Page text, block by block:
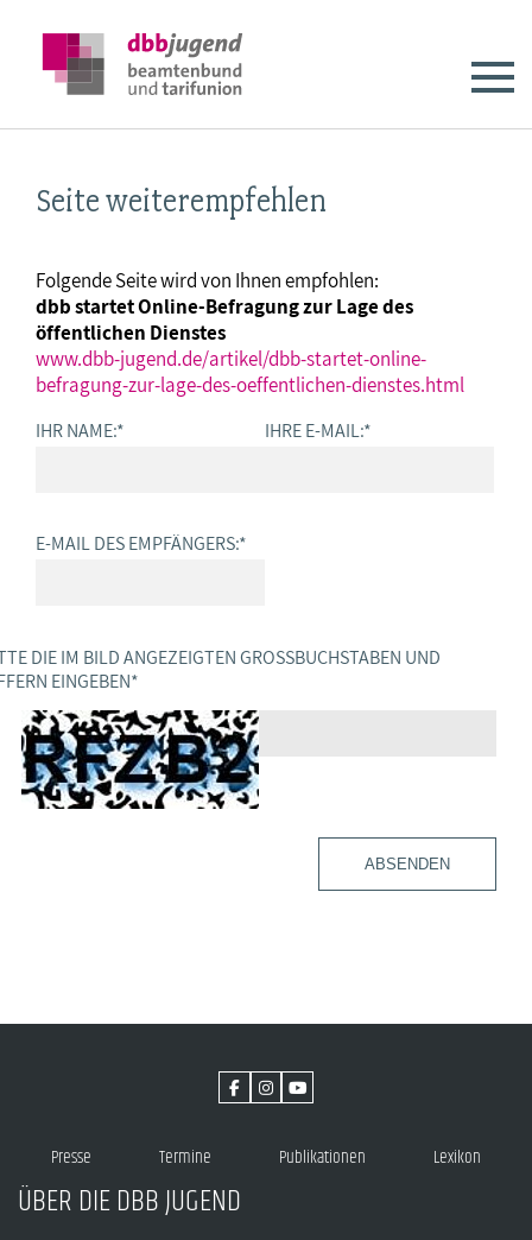
Seite weiterempfehlen
Folgende Seite wird von Ihnen empfohlen:
dbb startet Online-Befragung zur Lage des
öffentlichen Dienstes
www.dbb-jugend.de/artikel/dbb-startet-online-
befragung-zur-lage-des-oeffentlichen-dienstes.html
IHR NAME:* IHRE E-MAIL:*
E-MAIL DES EMPFÄNGERS:*
DIE IM BILD ANGEZEIGTEN GROSSBUCHSTABEN UND Z
EINGEBEN *
ABSENDEN
Presse Termine Publikationen Lexikon
ÜBER DIE DBB JUGEND